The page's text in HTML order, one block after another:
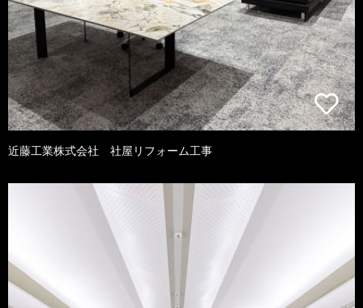
近藤工業株式会社 社屋リフォーム工事